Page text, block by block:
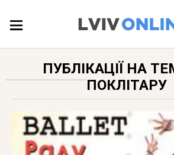
ПУБЛІКАЦІЇ
ПУБЛІКАЦІЇ НА
ПОКЛІТАРУ